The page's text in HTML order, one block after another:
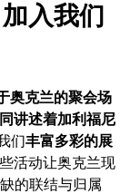
入我们
奥克兰的聚会场
讲述着加利福尼
们丰富多彩的展
活动让奥克兰现
的联结与归属